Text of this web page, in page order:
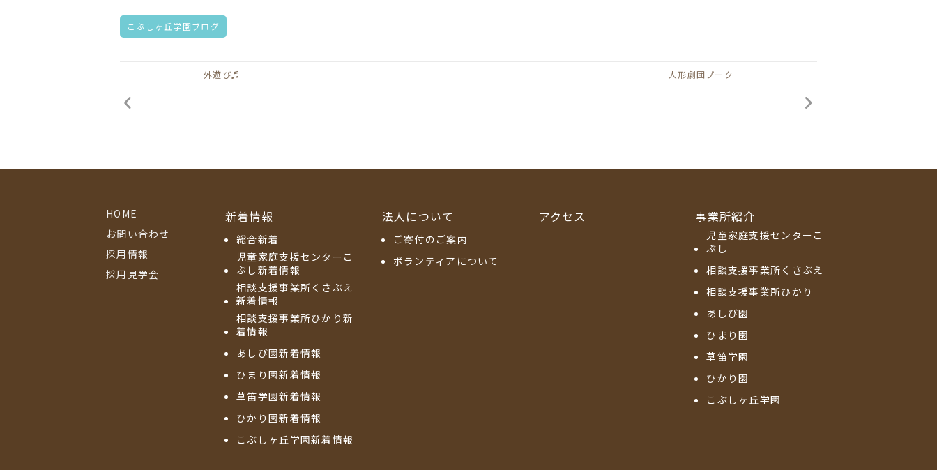
こぶしヶ丘学園ブログ
外遊び♬ 人形劇団プーク
HOME
お問い合わせ
採用情報
採用見学会
新着情報
総合新着
児童家庭支援センターこ
ぶし新着情報
相談支援事業所くさぶえ
新着情報
相談支援事業所ひかり新
着情報
あしび園新着情報
ひまり園新着情報
草笛学園新着情報
ひかり園新着情報
こぶしヶ丘学園新着情報
法人について
ご寄付のご案内
ボランティアについて
アクセス 事業所紹介
児童家庭支援センターこ
ぶし
相談支援事業所くさぶえ
相談支援事業所ひかり
あしび園
ひまり園
草笛学園
ひかり園
こぶしヶ丘学園